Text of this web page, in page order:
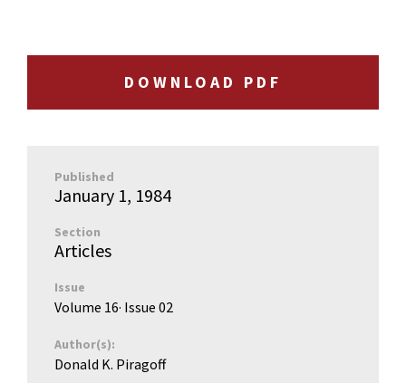
DOWNLOAD PDF
Published
January 1, 1984
Section
Articles
Issue
Volume 16· Issue 02
Author(s):
Donald K. Piragoff